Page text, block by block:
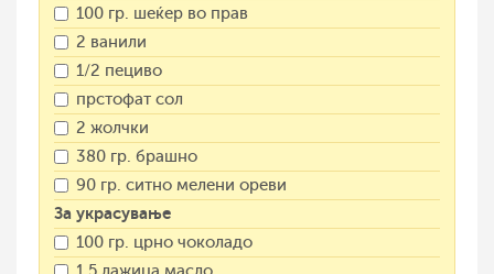
100 гр. шеќер во прав
2 ванили
1/2 пециво
прстофат сол
2 жолчки
380 гр. брашно
90 гр. ситно мелени ореви
За украсување
100 гр. црно чоколадо